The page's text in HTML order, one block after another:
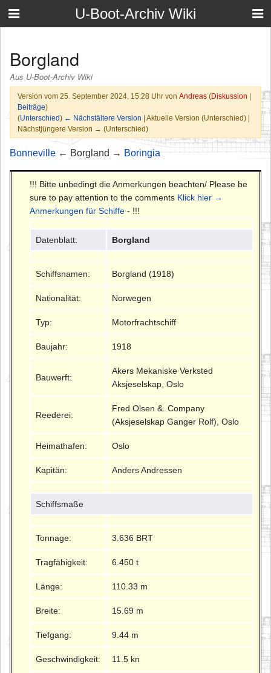
U-Boot-Archiv Wiki
Borgland
Aus U-Boot-Archiv Wiki
Version vom 25. September 2024, 15:28 Uhr von Andreas (Diskussion |
Beiträge)
(Unterschied) ← Nächstältere Version | Aktuelle Version (Unterschied) |
Nächstjüngere Version → (Unterschied)
Bonneville ← Borgland → Boringia
!!! Bitte unbedingt die Anmerkungen beachten/ Please be
sure to pay attention to the comments Klick hier →
Anmerkungen für Schiffe - !!!
Datenblatt: Borgland
Schiffsnamen: Borgland (1918)
Nationalität: Norwegen
Typ: Motorfrachtschiff
Baujahr: 1918
Bauwerft:
Akers Mekaniske Verksted
Aksjeselskap, Oslo
Reederei:
Fred Olsen &. Company
(Aksjeselskap Ganger Rolf), Oslo
Heimathafen: Oslo
Kapitän: Anders Andressen
Schiffsmaße
Tonnage: 3.636 BRT
Tragfähigkeit: 6.450 t
Länge: 110.33 m
Breite: 15.69 m
Tiefgang: 9.44 m
Geschwindigkeit: 11.5 kn